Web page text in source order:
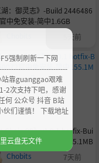
湖：御灵志》-Build 2446486
中免安装-简中1.6GB
5天前
Chain 98》v1.0.1 hotfix-Bui
官中免安装-简中155.1MB
Chobits
7天前
强制刷新一下网
靠guanggao艰难
2次支持下吧，感谢
何 公众号 抖音 B站
伙们谨慎！ 下载地址
云盘无文件